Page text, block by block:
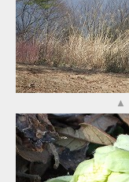
▲